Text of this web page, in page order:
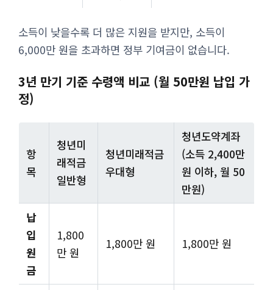
소득이 낮을수록 더 많은 지원을 받지만, 소득이
6,000만 원을 초과하면 정부 기여금이 없습니다.
3년 만기 기준 수령액 비교 (월 50만원 납입 가
정)
항
목
청년미
래적금
일반형
청년미래적금
우대형
청년도약계좌
(소득 2,400만
원 이하, 월 50
만원)
납
입
원
금
1,800
만 원
1,800만 원 1,800만 원